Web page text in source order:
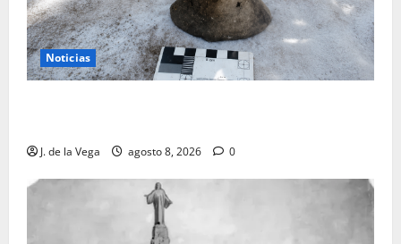
Noticias
J. de la Vega agosto 8, 2026 0